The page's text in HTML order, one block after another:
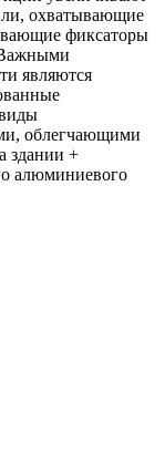
охватывающие
фиксаторы
являются
облегчающими
здании +
алюминиевого